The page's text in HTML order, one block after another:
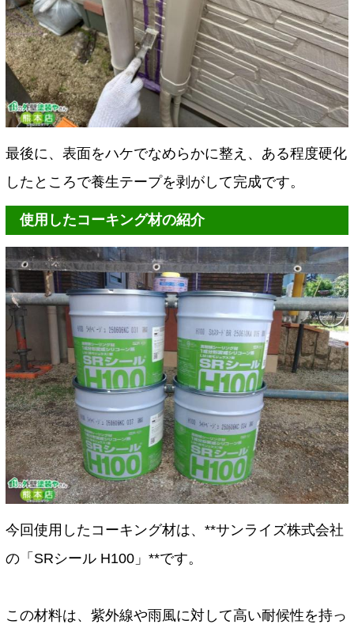
最後に、表面をハケでなめらかに整え、ある程度硬化
したところで養生テープを剥がして完成です。
使用したコーキング材の紹介
今回使用したコーキング材は、**サンライズ株式会社
の「SRシール H100」**です。
この材料は、紫外線や雨風に対して高い耐候性を持っ